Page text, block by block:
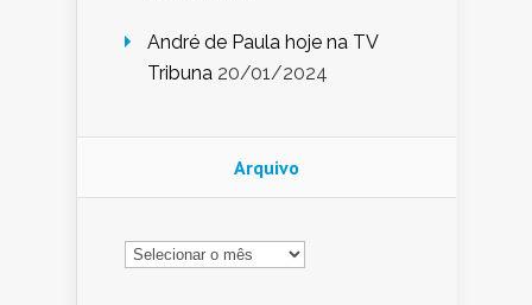
André de Paula hoje na TV
Tribuna 20/01/2024
Arquivo
Arquivo